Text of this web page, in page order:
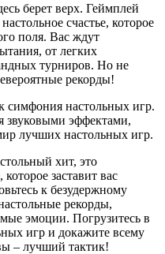
берет верх. Геймплей
счастье, которое
поля. Вас ждут
от легких
турниров. Но не
рекорды!
симфония настольных игр.
звуковыми эффектами,
лучших настольных игр.
хит, это
заставит вас
к безудержному
рекорды,
эмоции. Погрузитесь в
игр и докажите всему
– лучший тактик!